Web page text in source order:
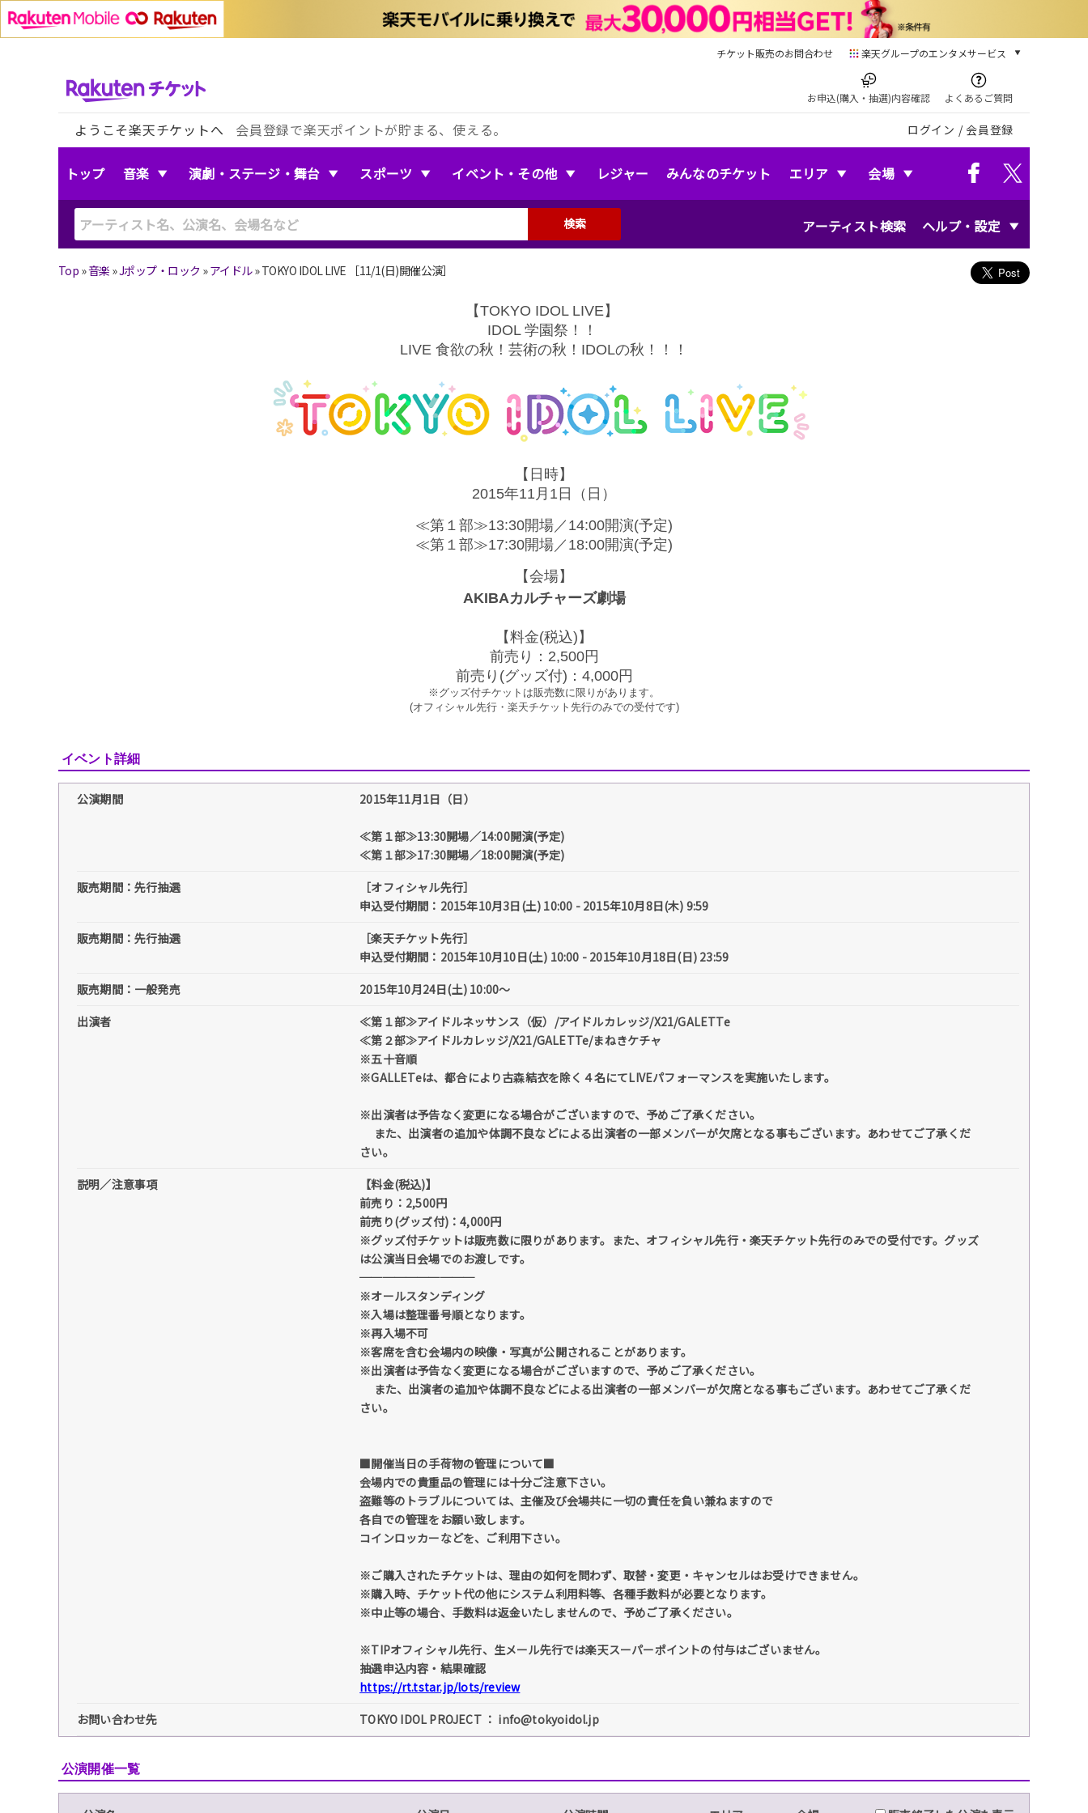
チケット販売のお問合わせ 楽天グループのエンタメサービス
本/ゲーム/CD/DVD
楽天ブックス
電子書籍
楽天Kobo
音楽配信
お申込(購入・抽選)内容確認 よくあるご質問
ようこそ楽天チケットへ 会員登録で楽天ポイントが貯まる、使える。 ログイン / 会員登録
トップ 音楽 演劇・ステージ・舞台 スポーツ イベント・その他 レジャー みんなのチケット エリア 会場
アーティスト検索 ヘルプ・設定
検索
Top »音楽 »Jポップ・ロック »アイドル»TOKYO IDOL LIVE ［11/1(日)開催公演］
【TOKYO IDOL LIVE】
IDOL 学園祭！！
LIVE 食欲の秋！芸術の秋！IDOLの秋！！！
【日時】
2015年11月1日（日）
≪第１部≫13:30開場／14:00開演(予定)
≪第１部≫17:30開場／18:00開演(予定)
【会場】
AKIBAカルチャーズ劇場
【料金(税込)】
前売り：2,500円
前売り(グッズ付)：4,000円
※グッズ付チケットは販売数に限りがあります。
(オフィシャル先行・楽天チケット先行のみでの受付です)
イベント詳細
公演期間 2015年11月1日（日）
≪第１部≫13:30開場／14:00開演(予定)
≪第１部≫17:30開場／18:00開演(予定)
販売期間：先行抽選
［オフィシャル先行］
申込受付期間：2015年10月3日(土) 10:00 - 2015年10月8日(木) 9:59
販売期間：先行抽選
［楽天チケット先行］
申込受付期間：2015年10月10日(土) 10:00 - 2015年10月18日(日) 23:59
販売期間：一般発売
2015年10月24日(土) 10:00～
出演者
≪第１部≫アイドルネッサンス（仮）/アイドルカレッジ/X21/GALETTe
≪第２部≫アイドルカレッジ/X21/GALETTe/まねきケチャ
※五十音順
※GALLETeは、都合により古森結衣を除く４名にてLIVEパフォーマンスを実施いたします。
※出演者は予告なく変更になる場合がございますので、予めご了承ください。
また、出演者の追加や体調不良などによる出演者の一部メンバーが欠席となる事もございます。あわせてご了承くだ
さい。
説明／注意事項
【料金(税込)】
前売り：2,500円
前売り(グッズ付)：4,000円
※グッズ付チケットは販売数に限りがあります。また、オフィシャル先行・楽天チケット先行のみでの受付です。グッズ
は公演当日会場でのお渡しです。
──────────
※オールスタンディング
※入場は整理番号順となります。
※再入場不可
※客席を含む会場内の映像・写真が公開されることがあります。
※出演者は予告なく変更になる場合がございますので、予めご了承ください。
また、出演者の追加や体調不良などによる出演者の一部メンバーが欠席となる事もございます。あわせてご了承くだ
さい。
■開催当日の手荷物の管理について■
会場内での貴重品の管理には十分ご注意下さい。
盗難等のトラブルについては、主催及び会場共に一切の責任を負い兼ねますので
各自での管理をお願い致します。
コインロッカーなどを、ご利用下さい。
※ご購入されたチケットは、理由の如何を問わず、取替・変更・キャンセルはお受けできません。
※購入時、チケット代の他にシステム利用料等、各種手数料が必要となります。
※中止等の場合、手数料は返金いたしませんので、予めご了承ください。
※TIPオフィシャル先行、生メール先行では楽天スーパーポイントの付与はございません。
抽選申込内容・結果確認
https://rt.tstar.jp/lots/review
お問い合わせ先
TOKYO IDOL PROJECT ： info@tokyoidol.jp
公演開催一覧